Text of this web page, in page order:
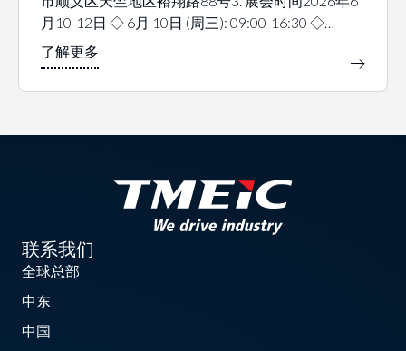
月10-12日 ◇ 6月 10日 (周三): 09:00-16:30 ◇…
联系我们
全球总部
中东
中国